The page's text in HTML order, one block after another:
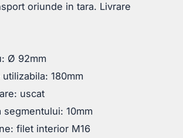
oriunde in tara. Livrare
Ø 92mm
180mm
uscat
segmentului: 10mm
filet interior M16